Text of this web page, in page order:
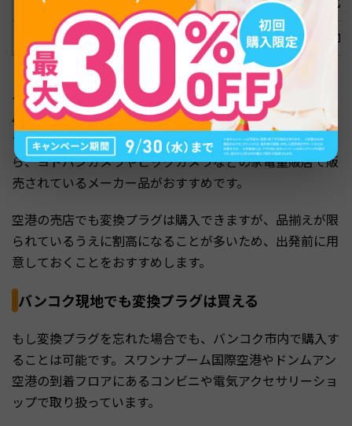
家電量販店（ヨドバシ等） マルチタイプ（USB付き）
ネット通販 マルチタイプ
ダイソーでは110円の単一タイプのほか、A・C・O・BFの
4種類に対応したマルチタイプが770円で販売されていま
す。手軽に入手できますが、耐久性や安全性を重視するな
ら、ヨドバシカメラやビックカメラなどの家電量販店で販
売されているメーカー品がおすすめです。
空港の売店でも変換プラグは購入できますが、品揃えが限
られているうえに割高になることが多いため、出発前に用
意しておくことをおすすめします。
バンコク現地でも変換プラグは買える
もし変換プラグを忘れた場合でも、バンコク市内で購入す
ることは可能です。スワンナプーム国際空港やドンムアン
空港の到着フロアにあるコンビニや電気アクセサリーショ
ップで取り扱っています。